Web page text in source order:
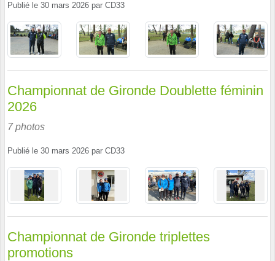
Publié le 30 mars 2026 par CD33
Championnat de Gironde Doublette féminin
2026
7 photos
Publié le 30 mars 2026 par CD33
Championnat de Gironde triplettes
promotions